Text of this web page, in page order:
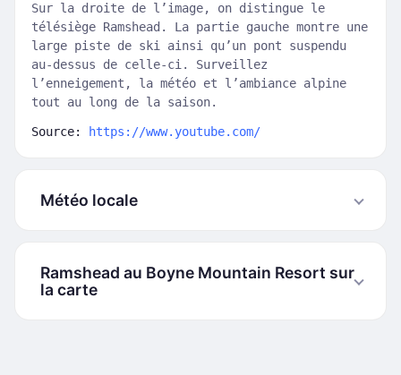
Sur la droite de l’image, on distingue le
télésiège Ramshead. La partie gauche montre une
large piste de ski ainsi qu’un pont suspendu
au-dessus de celle-ci. Surveillez
l’enneigement, la météo et l’ambiance alpine
tout au long de la saison.
Source: https://www.youtube.com/
Météo locale
Ramshead au Boyne Mountain Resort sur
la carte